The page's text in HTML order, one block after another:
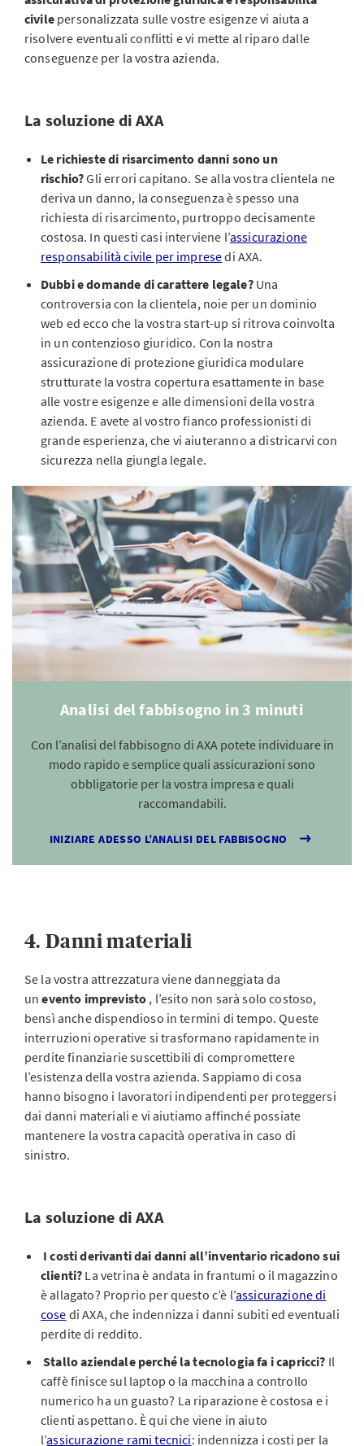
civilepersonalizzata sulle vostre esigenze vi aiuta a
risolvere eventuali conflitti e vi mette al riparo dalle
conseguenze per la vostra azienda.
La soluzione di AXA
Le richieste di risarcimento danni sono un
rischio?Gli errori capitano. Se alla vostra clientela ne
deriva un danno, la conseguenza è spesso una
richiesta di risarcimento, purtroppo decisamente
costosa. In questi casi interviene l’assicurazione
responsabilità civile per impresedi AXA.
Dubbi e domande di carattere legale?Una
controversia con la clientela, noie per un dominio
web ed ecco che la vostra start-up si ritrova coinvolta
in un contenzioso giuridico. Con la nostra
assicurazione di protezione giuridica modulare
strutturate la vostra copertura esattamente in base
alle vostre esigenze e alle dimensioni della vostra
azienda. E avete al vostro fianco professionisti di
grande esperienza, che vi aiuteranno a districarvi con
sicurezza nella giungla legale.
Analisi del fabbisogno in 3 minuti
Con l’analisi del fabbisogno di AXA potete individuare in
modo rapido e semplice quali assicurazioni sono
obbligatorie per la vostra impresa e quali
raccomandabili.
INIZIARE ADESSO L’ANALISI DEL FABBISOGNO
4. Danni materiali
Se la vostra attrezzatura viene danneggiata da
unevento imprevisto , l’esito non sarà solo costoso,
bensì anche dispendioso in termini di tempo. Queste
interruzioni operative si trasformano rapidamente in
perdite finanziarie suscettibili di compromettere
l’esistenza della vostra azienda. Sappiamo di cosa
hanno bisogno i lavoratori indipendenti per proteggersi
dai danni materiali e vi aiutiamo affinché possiate
mantenere la vostra capacità operativa in caso di
sinistro.
La soluzione di AXA
I costi derivanti dai danni all’inventario ricadono sui
clienti? La vetrina è andata in frantumi o il magazzino
è allagato? Proprio per questo c’è l’assicurazione di
cose di AXA, che indennizza i danni subiti ed eventuali
perdite di reddito.
Stallo aziendale perché la tecnologia fa i capricci? Il
caffè finisce sul laptop o la macchina a controllo
numerico ha un guasto? La riparazione è costosa e i
clienti aspettano. È qui che viene in aiuto
l’assicurazione rami tecnici: indennizza i costi per la